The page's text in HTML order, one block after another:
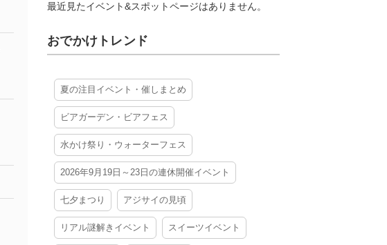
最近見たイベント&スポットページはありません。
おでかけトレンド
夏の注目イベント・催しまとめ
ビアガーデン・ビアフェス
水かけ祭り・ウォーターフェス
2026年9月19日～23日の連休開催イベント
七夕まつり アジサイの見頃
リアル謎解きイベント スイーツイベント